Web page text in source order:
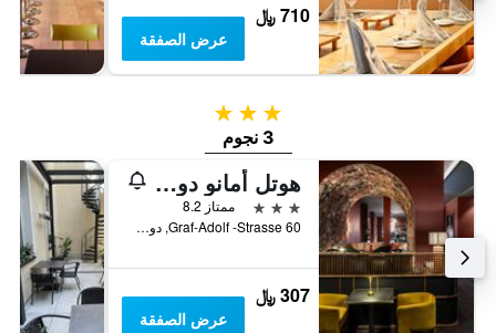
710 ﷼
عرض الصفقة
3 نجوم
3 نجوم
هوتل أمانو دوسيلدورف
3 نجوم
ممتاز 8.2
Graf-Adolf -Strasse 60, دوسيلدورف, ولاية شمال الراين وستفاليا, ألمانيا
307 ﷼
عرض الصفقة